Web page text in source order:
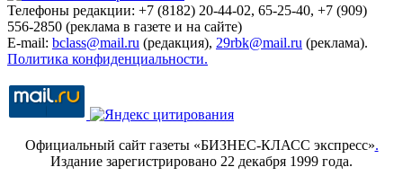
Телефоны редакции: +7 (8182) 20-44-02, 65-25-40, +7 (909)
556-2850 (реклама в газете и на сайте)
E-mail: bclass@mail.ru (редакция), 29rbk@mail.ru (реклама).
Политика конфиденциальности.
Официальный сайт газеты «БИЗНЕС-КЛАСС экспресс».
Издание зарегистрировано 22 декабря 1999 года.